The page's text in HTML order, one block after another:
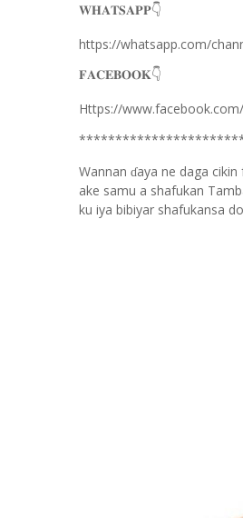
𝐖𝐇𝐀𝐓𝐒𝐀𝐏𝐏👇
https://whatsapp.com/
𝐅𝐀𝐂𝐄𝐁𝐎𝐎𝐊👇
Https://
Wannan ɗaya ne daga
ake samu a shafukan
ku iya bibiyar shafukansa